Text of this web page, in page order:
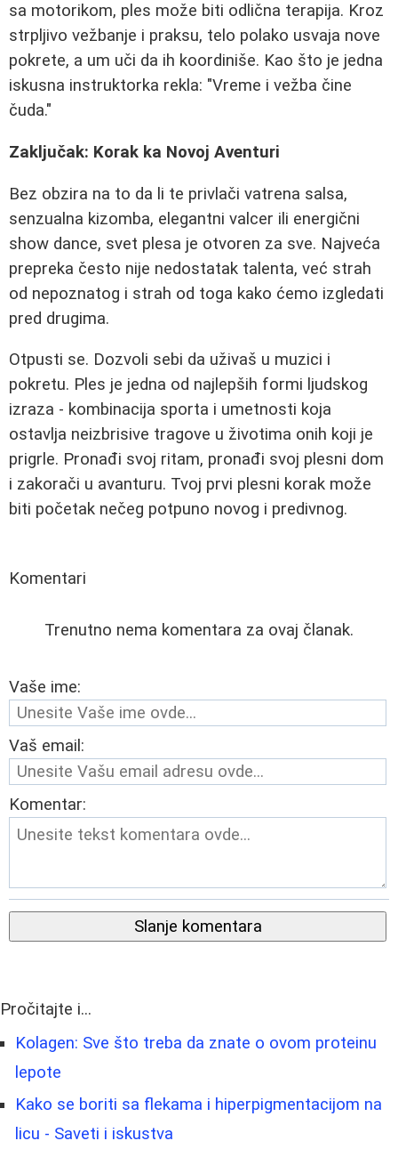
sa motorikom, ples može biti odlična terapija. Kroz
strpljivo vežbanje i praksu, telo polako usvaja nove
pokrete, a um uči da ih koordiniše. Kao što je jedna
iskusna instruktorka rekla: "Vreme i vežba čine
čuda."
Zaključak: Korak ka Novoj Aventuri
Bez obzira na to da li te privlači vatrena salsa,
senzualna kizomba, elegantni valcer ili energični
show dance, svet plesa je otvoren za sve. Najveća
prepreka često nije nedostatak talenta, već strah
od nepoznatog i strah od toga kako ćemo izgledati
pred drugima.
Otpusti se. Dozvoli sebi da uživaš u muzici i
pokretu. Ples je jedna od najlepših formi ljudskog
izraza - kombinacija sporta i umetnosti koja
ostavlja neizbrisive tragove u životima onih koji je
prigrle. Pronađi svoj ritam, pronađi svoj plesni dom
i zakorači u avanturu. Tvoj prvi plesni korak može
biti početak nečeg potpuno novog i predivnog.
Komentari
Trenutno nema komentara za ovaj članak.
Vaše ime:
Vaš email:
Komentar:
Slanje komentara
Pročitajte i...
Kolagen: Sve što treba da znate o ovom proteinu
lepote
Kako se boriti sa flekama i hiperpigmentacijom na
licu - Saveti i iskustva